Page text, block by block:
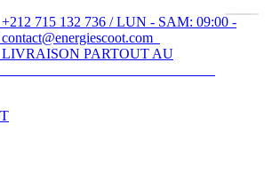
736 / LUN - SAM: 09:00 -
PARTOUT AU